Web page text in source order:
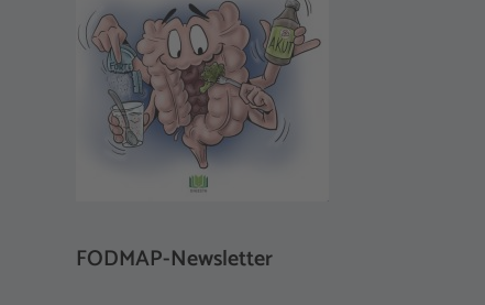
FODMAP-Newsletter